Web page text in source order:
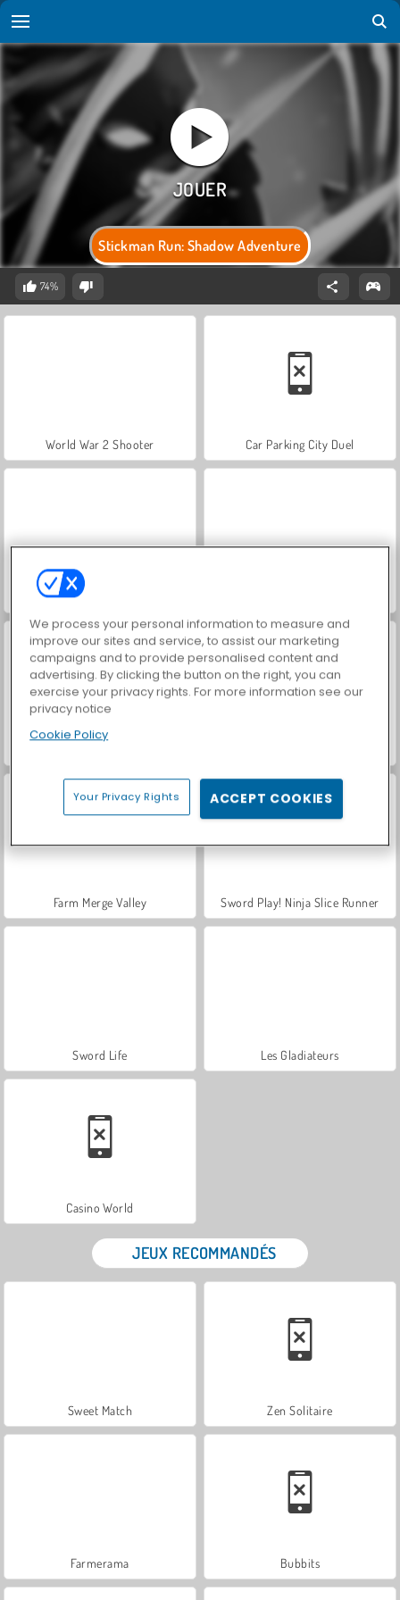
Stickman Run: Shadow Adventure
74%
World War 2 Shooter Car Parking City Duel
VegaMix Da Vinci Puzzles
Farm Merge Valley Sword Play! Ninja Slice Runner
Sword Life Les Gladiateurs
Casino World
JEUX RECOMMANDÉS
Sweet Match Zen Solitaire
Farmerama Bubbits
We process your personal information to measure and
improve our sites and service, to assist our marketing
campaigns and to provide personalised content and
advertising. By clicking the button on the right, you can
exercise your privacy rights. For more information see our
privacy notice
Cookie Policy
Your Privacy Rights ACCEPT COOKIES